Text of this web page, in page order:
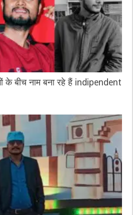
के बीच नाम बना रहे हैं indipendent